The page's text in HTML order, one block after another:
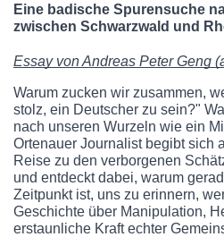
Eine badische Spurensuche
zwischen Schwarzwald und
Essay von Andreas Peter Geng
Warum zucken wir zusammen,
stolz, ein Deutscher zu sein?"
nach unseren Wurzeln wie ein
Ortenauer Journalist begibt sich
Reise zu den verborgenen
und entdeckt dabei, warum
Zeitpunkt ist, uns zu erinnern,
Geschichte über Manipulation,
erstaunliche Kraft echter